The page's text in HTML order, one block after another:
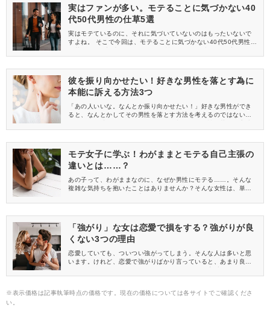
実はファンが多い。モテることに気づかない40
代50代男性の仕草5選
実はモテているのに、それに気づいていないのはもったいないで
すよね。 そこで今回は、モテることに気づかない40代50代男性の
す！
彼を振り向かせたい！好きな男性を落とす為に
本能に訴える方法3つ
「あの人いいな。なんとか振り向かせたい！」好きな男性ができ
ると、なんとかしてその男性を落とす方法を考えるのではないで
を試してみませんか？ここでは、男性の本能に訴え掛けることが
モテ女子に学ぶ！わがままとモテる自己主張の
違いとは……？
あの子って、わがままなのに、なぜか男性にモテる……。そんな
複雑な気持ちを抱いたことはありませんか？そんな女性は、単な
もしれません。モテる・モテないの分かれ目にもなる、わがまま
「強がり」な女は恋愛で損をする？強がりが良
くない3つの理由
恋愛していても、ついつい強がってしまう。そんな人は多いと思
います。けれど、恋愛で強がりばかり言っていると、あまり良い
かりで損していませんか？ここでは、なぜ強がりがNGなのかをお
※表示価格は記事執筆時点の価格です。現在の価格については各サイトでご確認くださ
い。